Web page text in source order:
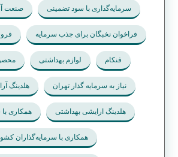
سرمایه‌گذاری با سود تضمینی صنعت
فراخوان نخبگان برای جذب سرمایه
فنکام لوازم بهداشتی
نیاز به سرمایه گذار تهران هلدینگ
هلدینگ ارایشی بهداشتی همکاری با
همکاری با سرمایه‌گذاران